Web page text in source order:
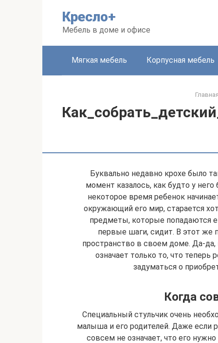
Кресло+
Мебель в доме и офисе
Мягкая мебель Корпусная мебель
Буквально недавно крохе было
момент казалось, как будто у
некоторое время ребенок
окружающий его мир, старается
предметы, которые попадаются
первые шаги, сидит. В этот же
пространство в своем доме. Да-
означает только то, что теперь
задуматься о
Когда
Специальный стульчик очень
малыша и его родителей. Даже если
совсем не означает, что его